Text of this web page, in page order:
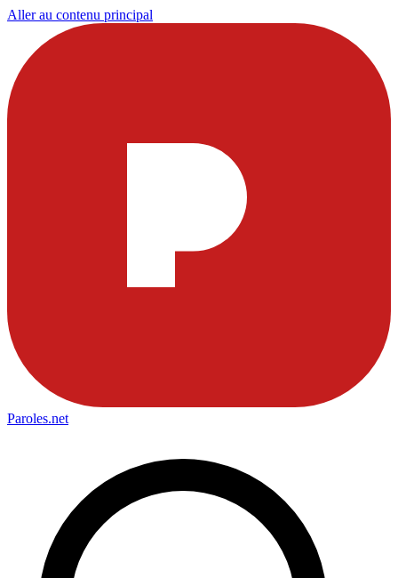
Aller au contenu principal
Paroles.net